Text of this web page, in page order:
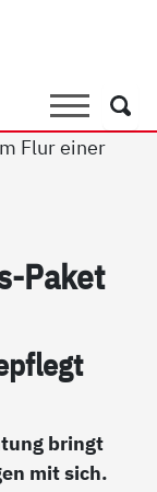
SucheSuche
Pa­ket
bringt
mit sich.